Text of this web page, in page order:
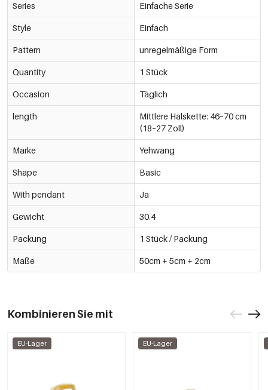
Series Einfache Serie
Style Einfach
Pattern unregelmäßige Form
Quantity 1 Stück
Occasion Täglich
length
Mittlere Halskette: 46–70 cm
(18–27 Zoll)
Marke Yehwang
Shape Basic
With pendant Ja
Gewicht 30.4
Packung 1 Stück / Packung
Maße 50cm + 5cm + 2cm
Kombinieren Sie mit
EU-Lager EU-Lager